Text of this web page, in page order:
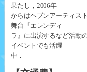
果たし，2006年
からはヘブンアーティス
舞台『エレンディ
ラ』に出演するなど活動
イベントでも活躍
中．